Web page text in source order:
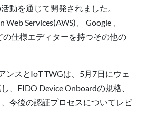
動を通じて開発されました。
Web Services(AWS)、 Google 、
仕様エディターを持つその他の
ンスとIoT TWGは、5月7日にウェ
、FIDO Device Onboardの規格、
今後の認証プロセスについてレビ